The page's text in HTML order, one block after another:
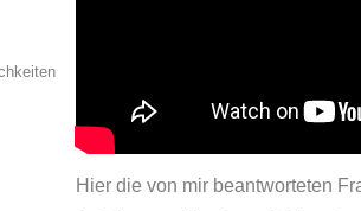
Hier die von mir beantworteten